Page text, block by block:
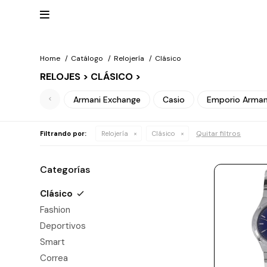

Home Catálogo Relojería Clásico
RELOJES > CLÁSICO >
Armani Exchange Casio Emporio
Filtrando por: Relojería Clásico Quitar filtros
Categorías
Clásico
Fashion
Deportivos
Smart
Correa
Mis
direcciones
Wish List
Salir
INGRESOS
RELOJERÍA
MARCAS
JOYERÍA
CARTERAS
ESCRITURA